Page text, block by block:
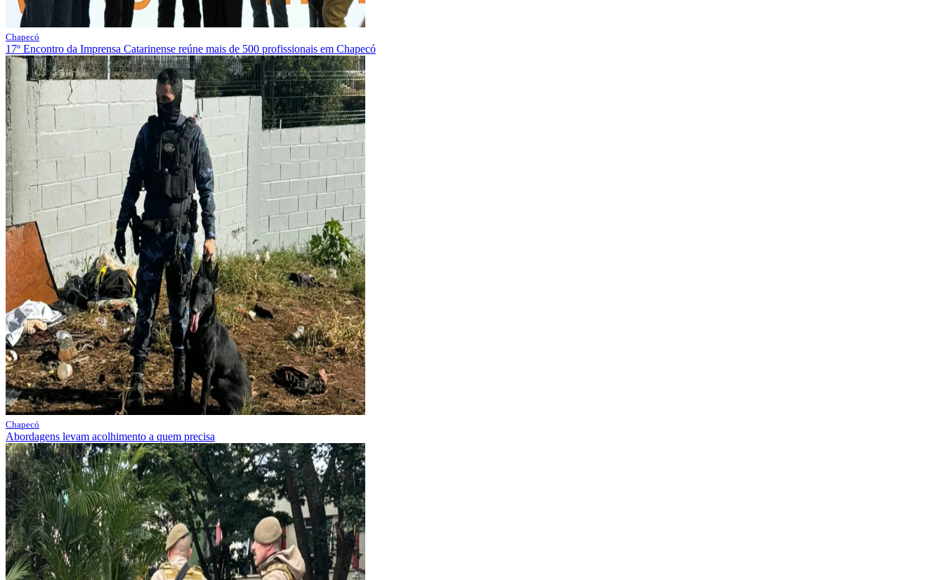
Chapecó
17º Encontro da Imprensa Catarinense reúne mais de 500 profissionais em Chapecó
Chapecó
Abordagens levam acolhimento a quem precisa